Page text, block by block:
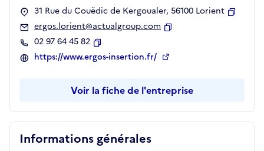
Informations générales
31 Rue du Couëdic de Kergoualer, 56100 Lorient
ergos.lorient@actualgroup.com
02 97 64 45 82
Copier
https://www.ergos-insertion.fr/
Voir la fiche de l'entreprise